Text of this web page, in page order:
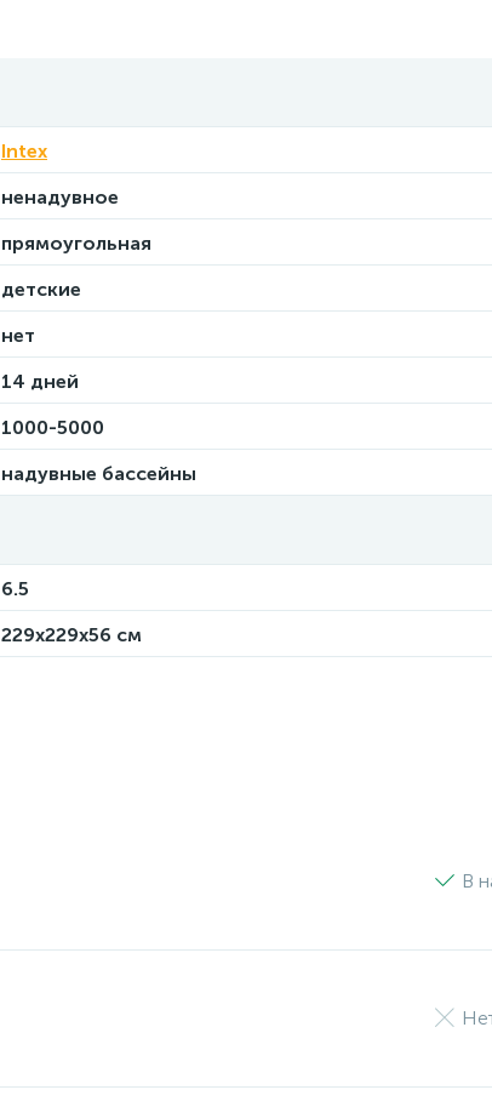
Intex
ненадувное
прямоугольная
детские
нет
14 дней
1000-5000
надувные бассейны
6.5
229х229х56 см
В